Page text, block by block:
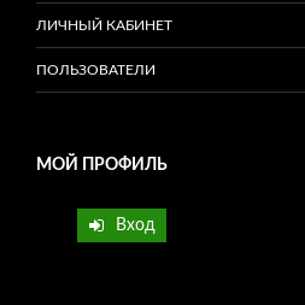
ЛИЧНЫЙ КАБИНЕТ
ПОЛЬЗОВАТЕЛИ
МОЙ ПРОФИЛЬ
Вход